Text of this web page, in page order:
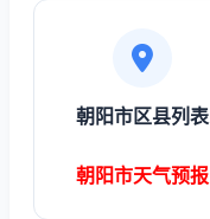
朝阳市区县列表
朝阳市天气预报